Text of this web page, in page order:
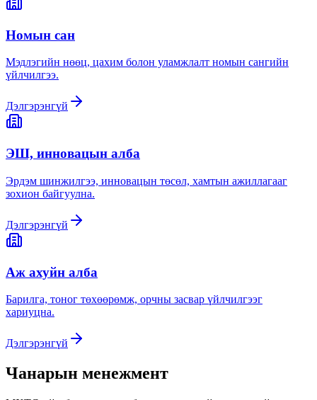
Номын сан
Мэдлэгийн нөөц, цахим болон уламжлалт номын сангийн
үйлчилгээ.
Дэлгэрэнгүй
ЭШ, инновацын алба
Эрдэм шинжилгээ, инновацын төсөл, хамтын ажиллагааг
зохион байгуулна.
Дэлгэрэнгүй
Аж ахуйн алба
Барилга, тоног төхөөрөмж, орчны засвар үйлчилгээг
хариуцна.
Дэлгэрэнгүй
Чанарын менежмент